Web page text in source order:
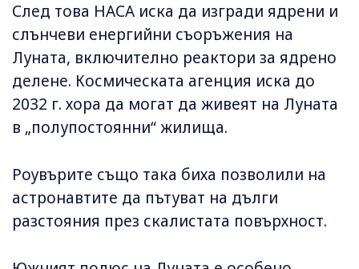
След това НАСА иска да изгради ядрени и
слънчеви енергийни съоръжения на
Луната, включително реактори за ядрено
делене. Космическата агенция иска до
2032 г. хора да могат да живеят на Луната
в „полупостоянни“ жилища.
Роувърите също така биха позволили на
астронавтите да пътуват на дълги
разстояния през скалистата повърхност.